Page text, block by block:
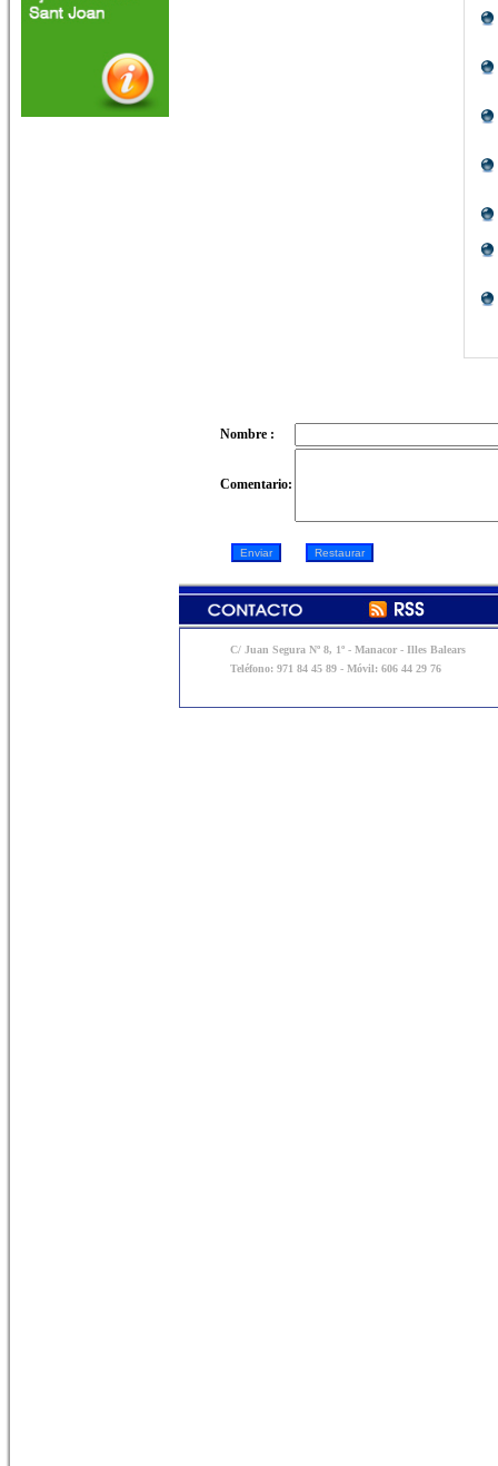
Nombre :
Comentario:
C/ Juan Segura Nº 8, 1º - Manacor - Illes Balears
Teléfono: 971 84 45 89 - Móvil: 606 44 29 76